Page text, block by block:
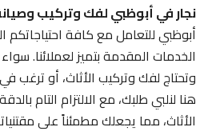
نجار في أبوظبي لفك وتركيب وصيانة
أبوظبي للتعامل مع كافة احتياجاتكم
الخدمات المقدمة بتميز لعملائنا. سواء
وتحتاج لفك وتركيب الأثاث، أو ترغب في
هنا لنلبي طلبك، مع الالتزام التام
الأثاث، مما يجعلك مطمئناً على